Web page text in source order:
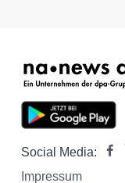
Social Media:
Impressum